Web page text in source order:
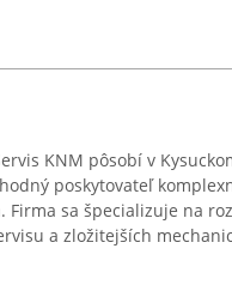
KNM pôsobí v
poskytovateľ
Firma sa špecializuje na
a zložitejších